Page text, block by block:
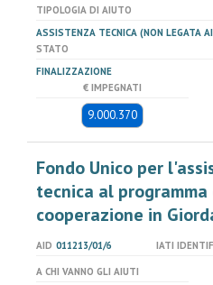
TIPOLOGIA DI AIUTO
ASSISTENZA TECNICA (NON LEGATA
STATO
FINALIZZAZIONE
€ IMPEGNATI
9.000.370
Fondo Unico per
tecnica al programma
cooperazione in
AID 011213/01/6 IATI
A CHI VANNO GLI AIUTI